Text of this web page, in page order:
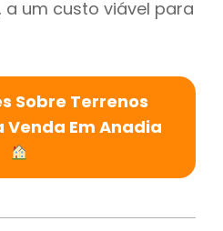
um custo viável para
Sobre Terrenos
Em Anadia